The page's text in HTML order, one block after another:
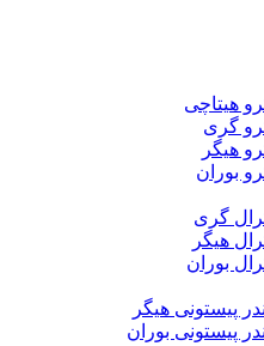
هیتاچی
گری
هیگر
بوران
گری
هیگر
بوران
پیستونی هیگر
پیستونی بوران